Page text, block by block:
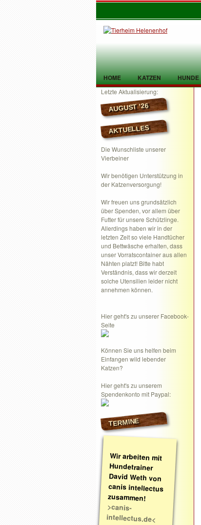
HOME KATZEN HUNDE
TIER GEFUNDEN KONTAKT
Letzte Aktualisierung:
AUGUST ’26
AKTUELLES
Die Wunschliste unserer
Vierbeiner
Wir benötigen Unterstützung in
der Katzenversorgung!
Wir freuen uns grundsätzlich
über Spenden, vor allem über
Futter für unsere Schützlinge.
Allerdings haben wir in der
letzten Zeit so viele Handtücher
und Bettwäsche erhalten, dass
unser Vorratscontainer aus allen
Nähten platzt! Bitte habt
Verständnis, dass wir derzeit
solche Utensilien leider nicht
annehmen können.
Hier geht's zu unserer Facebook-
Seite
Können Sie uns helfen beim
Einfangen wild lebender
Katzen?
Hier geht's zu unserem
Spendenkonto mit Paypal:
TERMINE
Wir arbeiten mit
Hundetrainer
David Weth von
canis intellectus
zusammen!
>canis-
intellectus.de<